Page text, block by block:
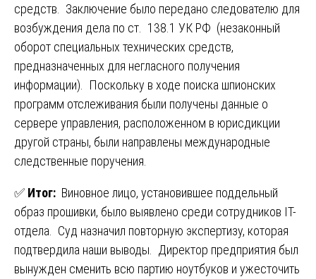
средств. Заключение было передано следователю для
возбуждения дела по ст. 138.1 УК РФ (незаконный
оборот специальных технических средств,
предназначенных для негласного получения
информации). Поскольку в ходе поиска шпионских
программ отслеживания были получены данные о
сервере управления, расположенном в юрисдикции
другой страны, были направлены международные
следственные поручения.
✅ Итог: Виновное лицо, установившее поддельный
образ прошивки, было выявлено среди сотрудников IT-
отдела. Суд назначил повторную экспертизу, которая
подтвердила наши выводы. Директор предприятия был
вынужден сменить всю партию ноутбуков и ужесточить